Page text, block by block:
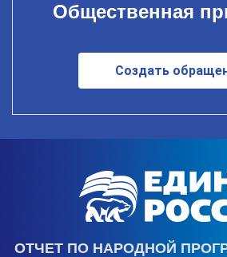
Общественная
Создать
ОТЧЕТ ПО НАРОДНОЙ